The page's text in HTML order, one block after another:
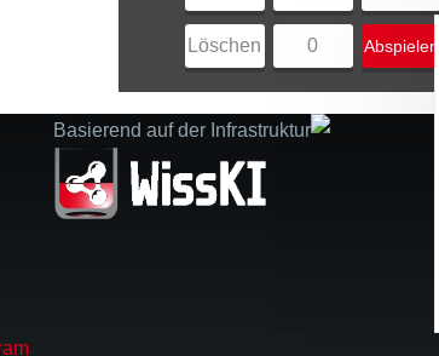
Löschen 0 Abspielen
Basierend auf der Infrastruktur